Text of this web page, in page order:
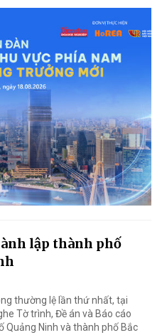
lập thành phố
thường lệ lần thứ nhất, tại
Tờ trình, Đề án và Báo cáo
Ninh và thành phố Bắc